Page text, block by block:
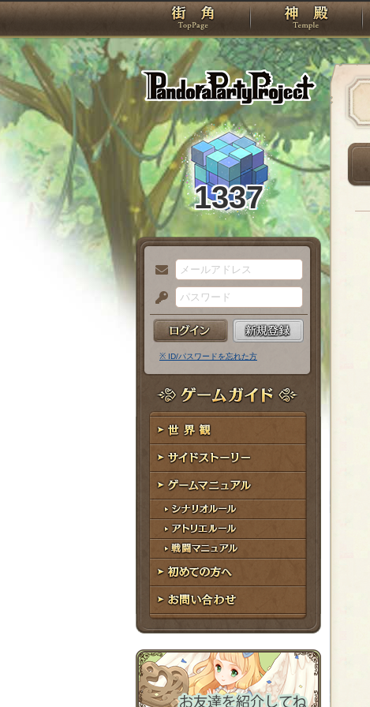
TOP
1337
メ
ー
ル
ア
ド
レ
ス
パ
ス
ー
ド
※ ID/パスワードを忘れた方
ゲームガイド
世界観
サイドストーリー
ゲームマニュアル
シナリオルール
アトリエルール
戦闘マニュアル
初めての方へ
お問い合わせ